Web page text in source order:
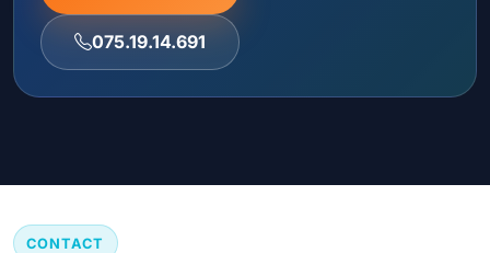
075.19.14.691
CONTACT